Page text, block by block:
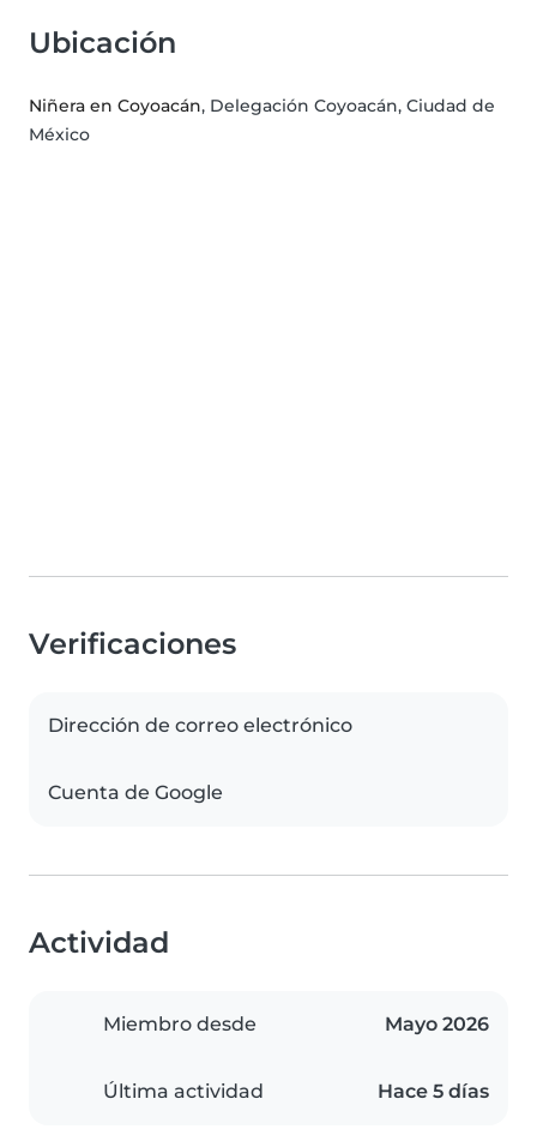
Ubicación
Niñera en Coyoacán, Delegación Coyoacán, Ciudad de
México
Verificaciones
Dirección de correo electrónico
Cuenta de Google
Actividad
Miembro desde Mayo 2026
Última actividad Hace 5 días